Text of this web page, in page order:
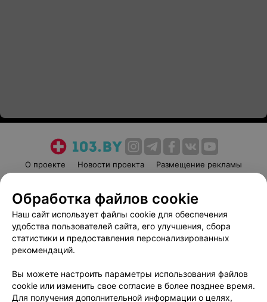
О проекте Новости проекта
Размещение рекламы
Пользовательское соглашение
Способы оплаты
Вакансии
Партнеры
Написать руководителю 103.by
Обработка персональных данных
Обработка файлов cookie
Наш сайт использует файлы cookie для обеспечения
удобства пользователей сайта, его улучшения, сбора
статистики и предоставления персонализированных
рекомендаций.
Вы можете настроить параметры использования файлов
cookie или изменить свое согласие в более позднее время.
Для получения дополнительной информации о целях,